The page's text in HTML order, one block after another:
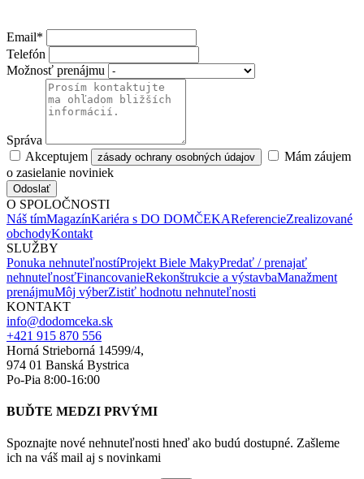
Email*
Telefón
Možnosť prenájmu
Správa
Akceptujem
zásady ochrany osobných údajov
Mám záujem
o zasielanie noviniek
Odoslať
O SPOLOČNOSTI
Náš tímMagazínKariéra s DO DOMČEKAReferencieZrealizované
obchodyKontakt
SLUŽBY
Ponuka nehnuteľnostíProjekt Biele MakyPredať / prenajať
nehnuteľnosťFinancovanieRekonštrukcie a výstavbaManažment
prenájmuMôj výberZistiť hodnotu nehnuteľnosti
KONTAKT
info@dodomceka.sk
+421 915 870 556
Horná Strieborná 14599/4,
974 01 Banská Bystrica
Po-Pia 8:00-16:00
BUĎTE MEDZI PRVÝMI
Spoznajte nové nehnuteľnosti hneď ako budú dostupné. Zašleme
ich na váš mail aj s novinkami